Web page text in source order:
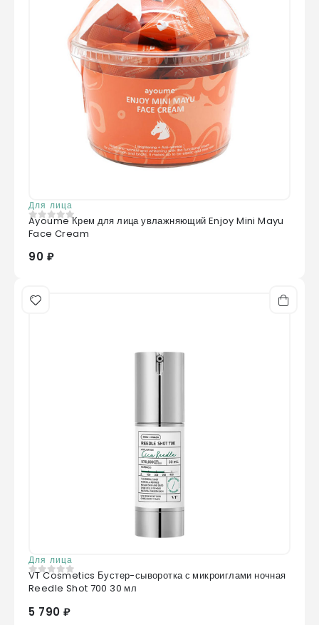
Для лица
0из 5
Ayoume Крем для лица увлажняющий Enjoy Mini Mayu
Face Cream
90 ₽
Для лица
0 из 5
VT Cosmetics Бустер-сыворотка с микроиглами ночная
Reedle Shot 700 30 мл
5 790 ₽